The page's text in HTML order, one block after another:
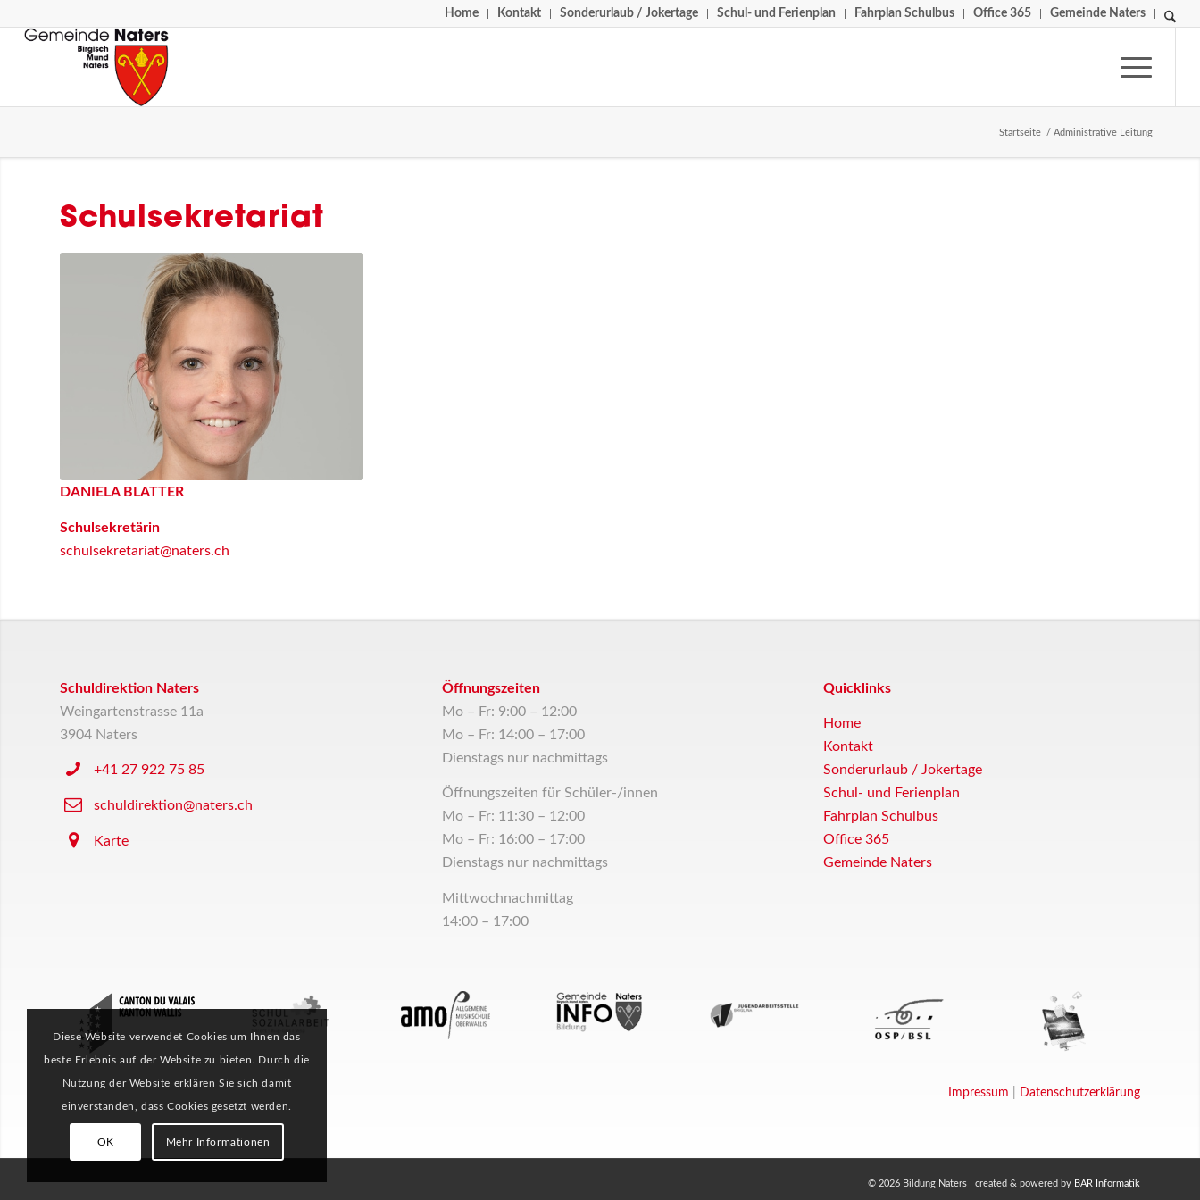
Home Kontakt Sonderurlaub / Jokertage Schul- und Ferienplan Fahrplan Schulbus Office 365 Gemeinde Naters
Startseite / Administrative Leitung
Schulsekretariat
DANIELA BLATTER
Schulsekretärin
schulsekretariat@naters.ch
Schuldirektion Naters
Weingartenstrasse 11a
3904 Naters
+41 27 922 75 85
schuldirektion@naters.ch
Karte
Öffnungszeiten
Mo – Fr: 9:00 – 12:00
Mo – Fr: 14:00 – 17:00
Dienstags nur nachmittags
Öffnungszeiten für Schüler-/innen
Mo – Fr: 11:30 – 12:00
Mo – Fr: 16:00 – 17:00
Dienstags nur nachmittags
Mittwochnachmittag
14:00 – 17:00
Quicklinks
Home
Kontakt
Sonderurlaub / Jokertage
Schul- und Ferienplan
Fahrplan Schulbus
Office 365
Gemeinde Naters
Impressum Datenschutzerklärung
© 2026 Bildung Naters | created & powered by BAR Informatik
Diese Website verwendet Cookies um Ihnen das
beste Erlebnis auf der Website zu bieten. Durch die
Nutzung der Website erklären Sie sich damit
einverstanden, dass Cookies gesetzt werden.
OK Mehr Informationen